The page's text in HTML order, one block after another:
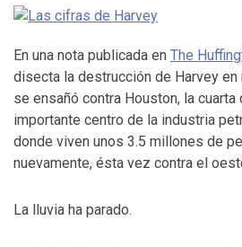
En una nota publicada en The
disecta la destrucción de Harvey en
se ensañó contra Houston, la cuarta
importante centro de la industria
donde viven unos 3.5 millones de
nuevamente, ésta vez contra el
La lluvia ha parado.